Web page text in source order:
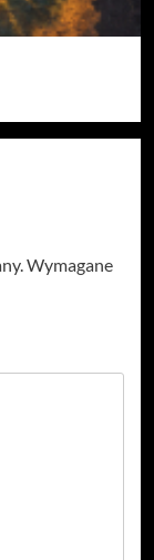
Wymagane